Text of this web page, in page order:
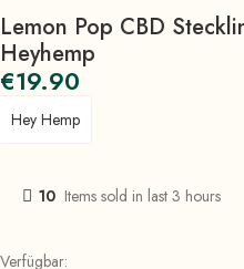
Lemon Pop CBD
Heyhemp
€19.90
Hey Hemp
10 Items sold in last 3 hours
Verfügbar: